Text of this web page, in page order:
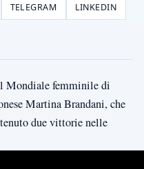
TELEGRAM LINKEDIN
Mondiale femminile di
Martina Brandani, che
due vittorie nelle